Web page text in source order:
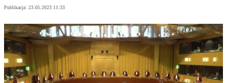
Publikacja: 23.05.2023 11:33